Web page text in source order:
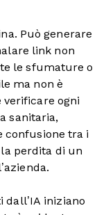
Può generare
link non
le sfumature o
ma non è
ogni
sanitaria,
confusione tra i
perdita di un
iniziano